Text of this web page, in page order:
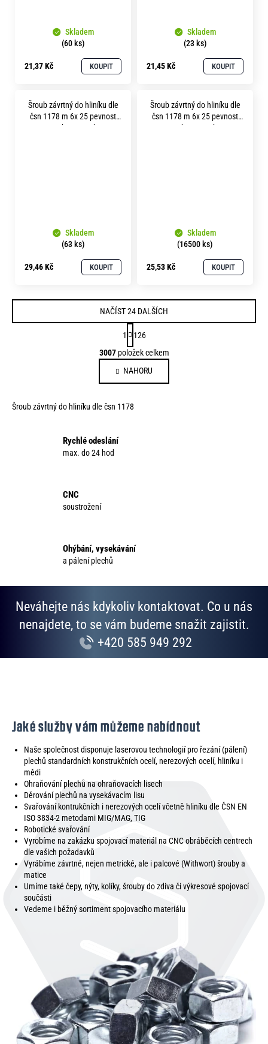
Skladem
(60 ks)
21,37 Kč KOUPIT
Skladem
(23 ks)
21,45 Kč KOUPIT
Šroub závrtný do hliníku dle
čsn 1178 m 6x 25 pevnost
10.9 bez povrchu
Skladem
(63 ks)
29,46 Kč KOUPIT
Šroub závrtný do hliníku dle
čsn 1178 m 6x 25 pevnost
5.8 bez povrchu
Skladem
(16500 ks)
25,53 Kč KOUPIT
O
v
l
á
a
p
u
NAČÍST 24 DALŠÍCH
t
r
á
o
1
126
3007položek celkem
NAHORU
Šroub závrtný do hliníku dle čsn 1178
Rychlé odeslání
max. do 24 hod
CNC
soustrožení
Ohýbání, vysekávání
a pálení plechů
Neváhejte nás kdykoliv kontaktovat. Co u nás
nenajdete, to se vám budeme snažit zajistit.
+420 585 949 292
Jaké služby vám můžeme nabídnout
Naše společnost disponuje laserovou technologií pro řezání (pálení)
plechů standardních konstrukčních ocelí, nerezových ocelí, hliníku i
mědi
Ohraňování plechů na ohraňovacích lisech
Děrování plechů na vysekávacím lisu
Svařování kontrukčních i nerezových ocelí včetně hliníku dle ČSN EN
ISO 3834-2 metodami MIG/MAG, TIG
Robotické svařování
Vyrobíme na zakázku spojovací materiál na CNC obráběcích centrech
dle vašich požadavků
Vyrábíme závrtné, nejen metrické, ale i palcové (Withwort) šrouby a
matice
Umíme také čepy, nýty, kolíky, šrouby do zdiva či výkresové spojovací
součásti
Vedeme i běžný sortiment spojovacího materiálu